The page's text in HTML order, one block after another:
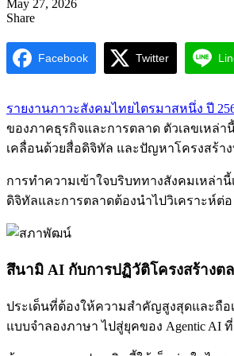
May 27, 2026
Share
Facebook Twitter
รายงานภาวะสังคมไทยไตรมาสหนึ่ง ปี
ของภาคธุรกิจและการตลาด ตัวเลขเหล่
เคลื่อนด้วยสื่อดิจิทัล และปัญหาโครงสร้า
การทำความเข้าใจบริบททางสังคมเหล่า
ดิจิทัลและการตลาดต้องนำไปวิเคราะห์ต่อ
สึนามิ AI กับการปฏิวัติโครงสร้างต
ประเด็นที่ต้องให้ความสำคัญสูงสุดและถือ
แบบจำลองภาษา ไปสู่ยุคของ Agentic AI